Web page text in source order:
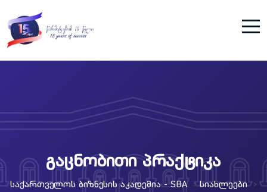
გაცნობითი პრაქტიკა
Საქართველოს Ბიზნესის Აკადემია - SBA >Სიახლეები >